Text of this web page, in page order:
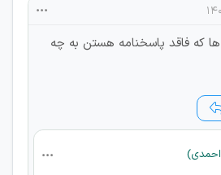
که فاقد پاسخنامه هستن به چه